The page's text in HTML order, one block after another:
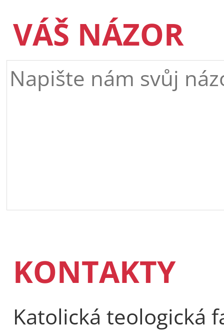
VÁŠ NÁZOR
KONTAKTY
Katolická teologická